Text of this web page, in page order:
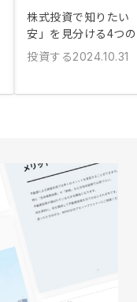
株式投資で知りたい
安」を見分ける4つ
投資する2024.10.31